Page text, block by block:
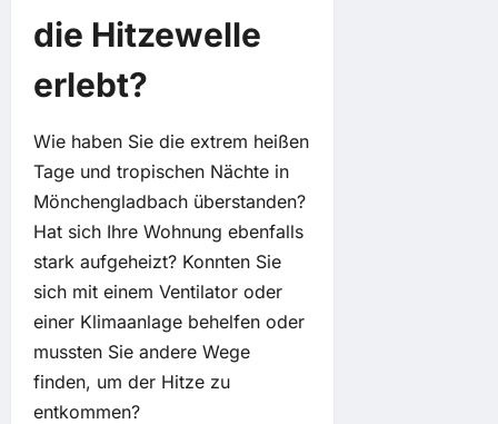
die Hitzewelle
erlebt?
Wie haben Sie die extrem heißen
Tage und tropischen Nächte in
Mönchengladbach überstanden?
Hat sich Ihre Wohnung ebenfalls
stark aufgeheizt? Konnten Sie
sich mit einem Ventilator oder
einer Klimaanlage behelfen oder
mussten Sie andere Wege
finden, um der Hitze zu
entkommen?